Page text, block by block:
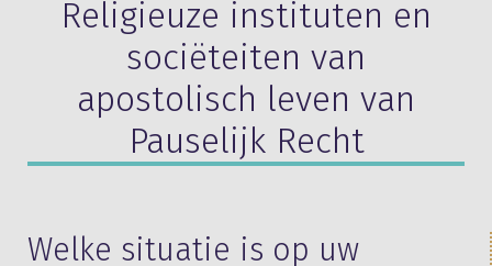
Religieuze instituten en
sociëteiten van
apostolisch leven van
Pauselijk Recht
Welke situatie is op uw